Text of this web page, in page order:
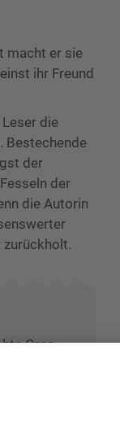
macht er sie
ihr Freund
die
Bestechende
der
der
die Autorin
zurückholt.
Gras.
schien